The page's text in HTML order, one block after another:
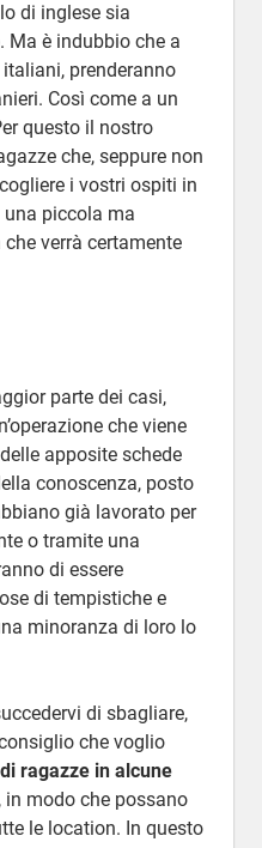
di inglese sia
Ma è indubbio che a
prenderanno
Così come a un
questo il nostro
che, seppure non
i vostri ospiti in
una piccola ma
verrà certamente
parte dei casi,
che viene
apposite schede
conoscenza, posto
già lavorato per
o tramite una
di essere
di tempistiche e
minoranza di loro lo
di sbagliare,
che voglio
ragazze in alcune
, in modo che possano
le location. In questo